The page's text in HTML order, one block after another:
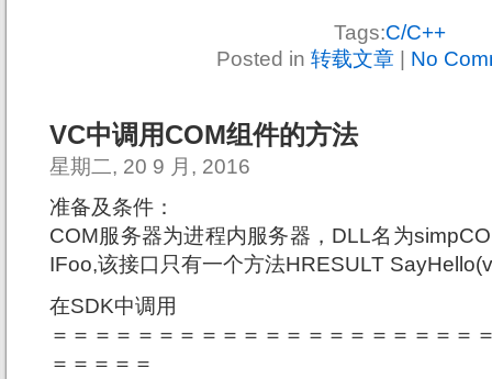
Tags:C/C++
Posted in 转载文章| No
VC中调用COM组件的方法
星期二, 20 9 月, 2016
准备及条件：
COM服务器为进程内服务器，DLL名为
IFoo,该接口只有一个方法HRESULT
在SDK中调用
＝＝＝＝＝＝＝＝＝＝＝＝＝＝＝＝＝＝＝＝
＝＝＝＝＝